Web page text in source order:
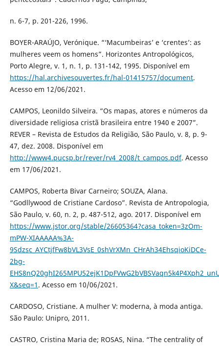
n. 6-7, p. 201-226, 1996.
BOYER-ARAÚJO, Verónique. “‘Macumbeiras’ e ‘crentes’: as
mulheres veem os homens”. Horizontes Antropológicos,
Porto Alegre, v. 1, n. 1, p. 131-142, 1995. Disponível em
https://hal.archivesouvertes.fr/hal-01415757/document.
Acesso em 12/06/2021.
CAMPOS, Leonildo Silveira. “Os mapas, atores e números da
diversidade religiosa cristã brasileira entre 1940 e 2007”.
REVER – Revista de Estudos da Religião, São Paulo, v. 8, p. 9-
47, dez. 2008. Disponível em
http://www4.pucsp.br/rever/rv4_2008/t_campos.pdf. Acesso
em 17/06/2021.
CAMPOS, Roberta Bivar Carneiro; SOUZA, Alana.
“Godllywood de Cristiane Cardoso”. Revista de Antropologia,
São Paulo, v. 60, n. 2, p. 487-512, ago. 2017. Disponível em
https://www.jstor.org/stable/26605364?casa_token=3zOm-
mPW-XIAAAAA%3A-
9Sdzsc_AYCtjfFw8bVL3VsE_0shVrXMn_CHrAh34EhsqioKiDCe-
2bg-
X&seq=1 . Acesso em 10/06/2021.
CARDOSO, Cristiane. A mulher V: moderna, à moda antiga.
São Paulo: Unipro, 2011.
CASTRO, Cristina Maria de; ROSAS, Nina. “The centrality of